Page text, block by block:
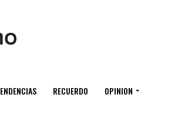
RECUERDO OPINION